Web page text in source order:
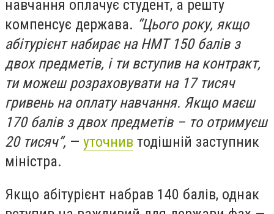
навчання оплачує студент, а решту
компенсує держава. “Цього року, якщо
абітурієнт набирає на НМТ 150 балів з
двох предметів, і ти вступив на контракт,
ти можеш розраховувати на 17 тисяч
гривень на оплату навчання. Якщо маєш
170 балів з двох предметів – то отримуєш
20 тисяч”, — уточнив тодішній заступник
міністра.
Якщо абітурієнт набрав 140 балів, однак